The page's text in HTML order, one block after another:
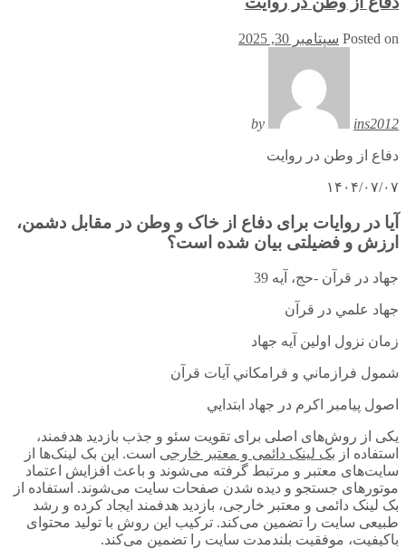
Posted on سپتامبر 30, 2025
by ins2012
دفاع از وطن در روایت
۱۴۰۴/۰۷/۰۷
آیا در روایات برای دفاع از خاک و وطن در مقابل دشمن،
ارزش و فضیلتی بیان شده است؟
جهاد در قرآن -حج، آيه 39
جهاد علمي در قرآن
زمان نزول اولين آيه جهاد
شمول فرازماني و فرامكاني آيات قرآن
اصول پيامبر اكرم در جهاد ابتدايي
یکی از روش‌های اصلی برای تقویت سئو و جذب بازدید هدفمند،
استفاده از بک لینک دائمی و معتبر خارجی است. این بک لینک‌ها از
سایت‌های معتبر و مرتبط گرفته می‌شوند و باعث افزایش اعتماد
موتورهای جستجو و دیده شدن صفحات سایت می‌شوند. استفاده از
بک لینک دائمی و معتبر خارجی، بازدید هدفمند ایجاد کرده و رشد
طبیعی سایت را تضمین می‌کند. ترکیب این روش با تولید محتوای
باکیفیت، موفقیت بلندمدت سایت را تضمین می‌کند.